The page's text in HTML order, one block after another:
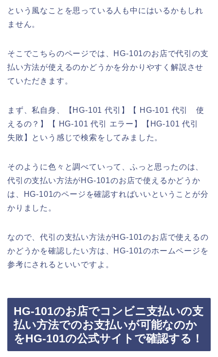
という風なことを思っている人も中にはいるかもしれ
ません。
そこでこちらのページでは、HG-101のお店で代引の支
払い方法が使えるのかどうかを分かりやすく解説させ
ていただきます。
まず、私自身、【HG-101 代引】【 HG-101 代引 使
えるの？】【 HG-101 代引 エラー】【HG-101 代引
失敗】という感じで検索をしてみました。
そのように色々と調べていって、ふっと思ったのは、
代引の支払い方法がHG-101のお店で使えるかどうか
は、HG-101のページを確認すればいいということが分
かりました。
なので、代引の支払い方法がHG-101のお店で使えるの
かどうかを確認したい方は、HG-101のホームページを
参考にされるといいですよ。
HG-101のお店でコンビニ支払いの支
払い方法でのお支払いが可能なのか
をHG-101の公式サイトで確認する！